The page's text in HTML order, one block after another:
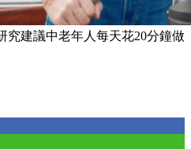
究建議中老年人每天花20分鐘做